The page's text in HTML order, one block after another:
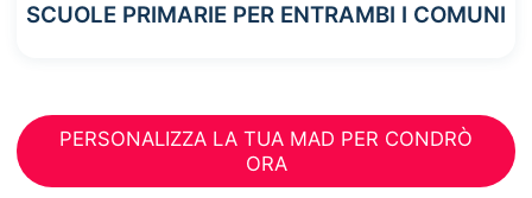
SCUOLE PRIMARIE PER ENTRAMBI I COMUNI
PERSONALIZZA LA TUA MAD PER CONDRÒ
ORA